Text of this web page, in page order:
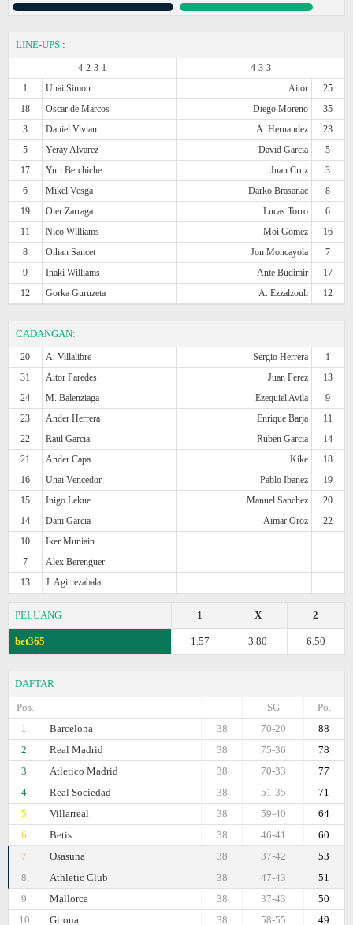
LINE-UPS :
4-2-3-1
4-3-3
1
Unai Simon Aitor
25
18
Oscar de Marcos Diego Moreno
35
3
Daniel Vivian A. Hernandez
23
5
Yeray Alvarez David Garcia
5
17
Yuri Berchiche Juan Cruz
3
6
Mikel Vesga Darko Brasanac
8
19
Oier Zarraga Lucas Torro
6
11
Nico Williams Moi Gomez
16
8
Oihan Sancet Jon Moncayola
7
9
Inaki Williams Ante Budimir
17
12
Gorka Guruzeta A. Ezzalzouli 12
CADANGAN:
20 A. Villalibre Sergio Herrera
1
31
Aitor Paredes Juan Perez
13
24
M. Balenziaga Ezequiel Avila
9
23
Ander Herrera Enrique Barja
11
22
Raul Garcia Ruben Garcia
14
21
Ander Capa Kike
18
16
Unai Vencedor Pablo Ibanez
19
15
Inigo Lekue Manuel Sanchez
20
14
Dani Garcia Aimar Oroz
22
10
Iker Muniain
7
Alex Berenguer
13
J. Agirrezabala
PELUANG 2
X
1
bet365 6.50
3.80
1.57
DAFTAR
Pos.
Po.
SG
1.
Barcelona 88
70-20
38
2.
Real Madrid 78
75-36
38
3.
Atletico Madrid 77
70-33
38
4.
Real Sociedad 71
51-35
38
5.
Villarreal 64
59-40
38
6.
Betis 60
46-41
38
7.
Osasuna 53
37-42
38
8.
Athletic Club 51
47-43
38
9.
Mallorca 50
37-43
38
10.
Girona 49
58-55
38